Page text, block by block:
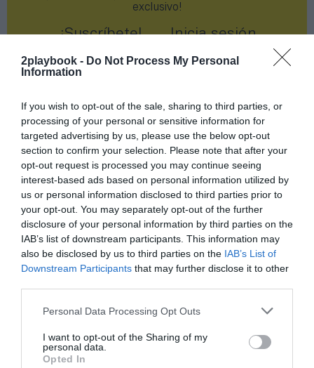
2playbook - Do Not Process My Personal
Information
If you wish to opt-out of the sale, sharing to third parties, or
processing of your personal or sensitive information for
targeted advertising by us, please use the below opt-out
section to confirm your selection. Please note that after your
opt-out request is processed you may continue seeing
interest-based ads based on personal information utilized by
us or personal information disclosed to third parties prior to
your opt-out. You may separately opt-out of the further
disclosure of your personal information by third parties on the
IAB’s list of downstream participants. This information may
also be disclosed by us to third parties on the IAB’s List of
Downstream Participants that may further disclose it to other
Personal Data Processing Opt Outs
I want to opt-out of the Sharing of my
personal data.
Opted In
Índex2P
2Playbook Intelligence
Cádiz CF
exclusivo!
¡Suscríbete! Inicia sesión
Compartir
Imprimir
Publicidad